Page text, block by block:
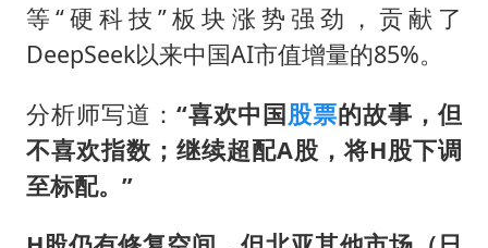
等“硬科技”板块涨势强劲，贡献了
DeepSeek以来中国AI市值增量的85%。
分析师写道： “喜欢中国股票的故事，但
不喜欢指数；继续超配A股，将H股下调
至标配。”